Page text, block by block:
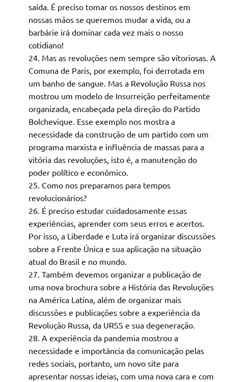
saída. É preciso tomar os nossos destinos em
nossas mãos se queremos mudar a vida, ou a
barbárie irá dominar cada vez mais o nosso
cotidiano!
Mas as revoluções nem sempre são vitoriosas. A
Comuna de Paris, por exemplo, foi derrotada em
um banho de sangue. Mas a Revolução Russa nos
mostrou um modelo de Insurreição perfeitamente
organizada, encabeçada pela direção do Partido
Bolchevique. Esse exemplo nos mostra a
necessidade da construção de um partido com um
programa marxista e influência de massas para a
vitória das revoluções, isto é, a manutenção do
poder político e econômico.
Como nos preparamos para tempos
revolucionários?
É preciso estudar cuidadosamente essas
experiências, aprender com seus erros e acertos.
Por isso, a Liberdade e Luta irá organizar discussões
sobre a Frente Única e sua aplicação na situação
atual do Brasil e no mundo.
Também devemos organizar a publicação de
uma nova brochura sobre a História das Revoluções
na América Latina, além de organizar mais
discussões e publicações sobre a experiência da
Revolução Russa, da URSS e sua degeneração.
A experiência da pandemia mostrou a
necessidade e importância da comunicação pelas
redes sociais, portanto, um novo site para
apresentar nossas ideias, com uma nova cara e com